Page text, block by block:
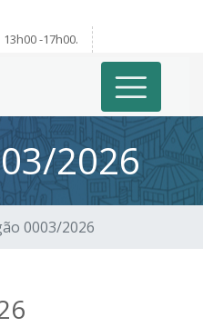
-17h00.
2026
0003/2026